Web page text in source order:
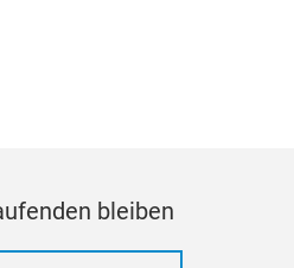
bleiben